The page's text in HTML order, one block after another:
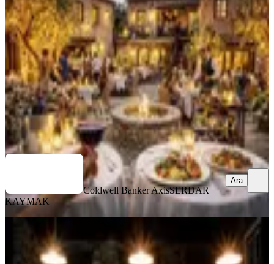
Muratpaşa, Kılınçarslan Mahallesi
351 m²
Düz Giriş (Zemin)·15.03.2026
15.000.000 ₺
Coldwell Banker AxisSERDAR KAYMAK
Ara
Coldwell Banker AxisSERDAR
KAYMAK
Ara
Eski Lara Caddesi Hareketli Sokakta
Butik Mağaza 60m2